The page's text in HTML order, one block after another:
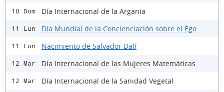
10 Dom Día Internacional de la Argania
11 Lun Día Mundial de la Concienciación sobre el Ego
11 Lun Nacimiento de Salvador Dalí
12 Mar Día Internacional de las Mujeres Matemáticas
12 Mar Día Internacional de la Sanidad Vegetal